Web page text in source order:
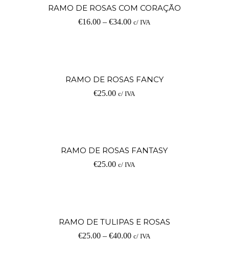
RAMO DE ROSAS COM CORAÇÃO
€16.00 –€34.00 c/ IVA
RAMO DE ROSAS FANCY
€25.00 c/ IVA
RAMO DE ROSAS FANTASY
€25.00 c/ IVA
RAMO DE TULIPAS E ROSAS
€25.00 –€40.00 c/ IVA